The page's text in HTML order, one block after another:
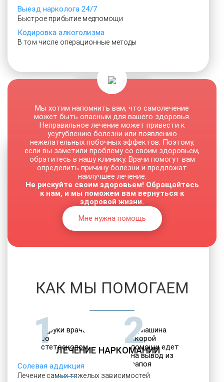
Выезд нарколога 24/7
Быстрое прибытие медпомощи
Кодировка алкоголизма
В том числе операционные методы
От 3000 руб.
ЛЕЧЕНИЕ НАРКОМАНИИ
Солевая аддикция
Лечение самых тяжелых зависимостей
Мы хотим напомнить вам, что самолечение
может быть опасным для вашего здоровья.
Неправильное лечение может привести к
усугублению болезни или появлению
нежелательных побочных эффектов. Поэтому,
если вы заметили проблему со своим здоровьем,
обратитесь в нашу клинику. Врачи помогут вам
определить причину болезни и предложат
наилучшее лечение.
Не рискуйте своим здоровьем! Обращайтесь
к нам, и мы поможем вам вернуться к
здоровой жизни.
Мне нужна помощь
КАК МЫ ПОМОГАЕМ
1 2